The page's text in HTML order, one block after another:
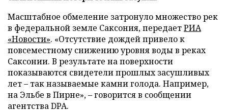
Масштабное обмеление затронуло множество рек
в федеральной земле Саксония, передаетРИА
«Новости». «Отсутствие дождей привело к
повсеместному снижению уровня воды в реках
Саксонии. В результате на поверхности
показываются свидетели прошлых засушливых
лет – так называемые камни голода. Например,
на Эльбе в Пирне», – говорится в сообщении
агентства DPA.